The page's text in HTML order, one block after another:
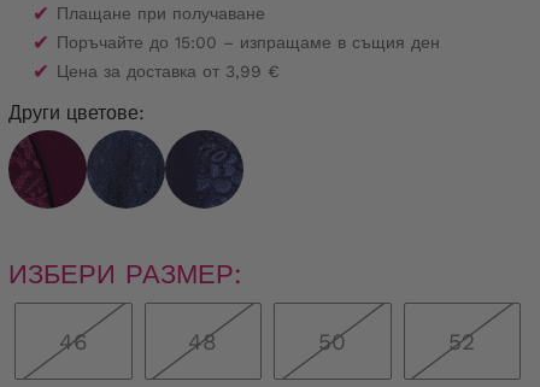
✔ Плащане при получаване
✔ Поръчайте до 15:00 – изпращаме в същия ден
✔ Цена за доставка от 3,99 €
Други цветове:
ИЗБЕРИ РАЗМЕР:
46 48 50 52